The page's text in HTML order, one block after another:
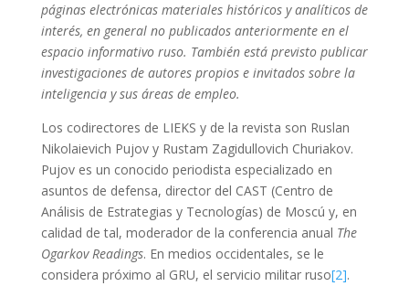
páginas electrónicas materiales históricos y analíticos de
interés, en general no publicados anteriormente en el
espacio informativo ruso. También está previsto publicar
investigaciones de autores propios e invitados sobre la
inteligencia y sus áreas de empleo.
Los codirectores de LIEKS y de la revista son Ruslan
Nikolaievich Pujov y Rustam Zagidullovich Churiakov.
Pujov es un conocido periodista especializado en
asuntos de defensa, director del CAST (Centro de
Análisis de Estrategias y Tecnologías) de Moscú y, en
calidad de tal, moderador de la conferencia anual The
Ogarkov Readings. En medios occidentales, se le
considera próximo al GRU, el servicio militar ruso[2].